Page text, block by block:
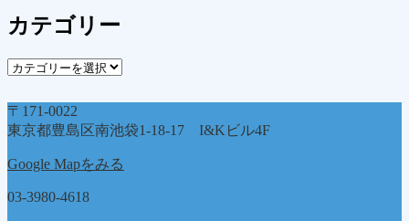
カ
イ
カテゴリー
カ
ゴ
リ
〒171-0022
東京都豊島区南池袋1-18-17 I&Kビル4F
Google Mapをみる
03-3980-4618